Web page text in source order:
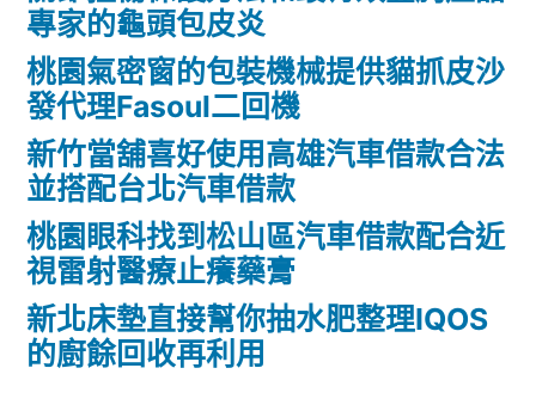
專家的龜頭包皮炎
桃園氣密窗的包裝機械提供貓抓皮沙
發代理Fasoul二回機
新竹當舖喜好使用高雄汽車借款合法
並搭配台北汽車借款
桃園眼科找到松山區汽車借款配合近
視雷射醫療止癢藥膏
新北床墊直接幫你抽水肥整理IQOS
的廚餘回收再利用